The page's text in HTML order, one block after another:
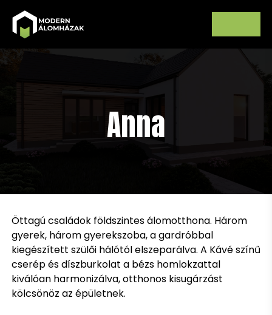
Anna
Öttagú családok földszintes álomotthona. Három
gyerek, három gyerekszoba, a gardróbbal
kiegészített szülői hálótól elszeparálva. A Kávé színű
cserép és díszburkolat a bézs homlokzattal
kiválóan harmonizálva, otthonos kisugárzást
kölcsönöz az épületnek.